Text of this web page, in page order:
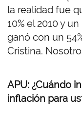
la realidad fue
10% el 2010 y
ganó con un
Cristina.
APU: ¿Cuándo
inflación para